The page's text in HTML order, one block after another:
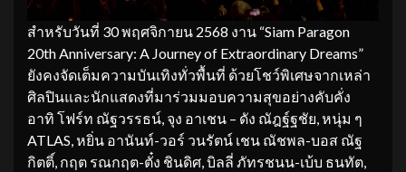
สำหรับวันที่ 30 พฤศจิกายน 2568 งาน “Siam Paragon
20th Anniversary: A Journey of Extraordinary Dreams”
ยังคงจัดเต็มความบันเทิงทั่วพื้นที่ ด้วยโชว์พิเศษจากเหล่า
ศิลปินและนักแสดงที่มาร่วมมอบความสุขอย่างคับคั่ง
อาทิ โฟร์ท ณัฐวรรธน์, จุง อาเชน – ดัง ณัฎฐ์ฐชัย, หนุ่ม ๆ
ATLAS, หยิ่น อานันท์-วอร์ วนรัตน์ เชน ณัชพล-บอส ณัฐ
กิตติ์, กฤต รณกฤต-ตั๋ง ชินดิศ, บิลลี่ ภัทรชนน-เบ้บ ธนทัต,